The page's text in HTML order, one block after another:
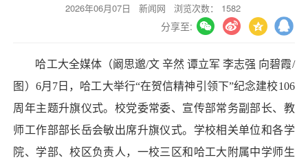
2026年06月07日 新闻网 浏览次数： 1582
分享至:
哈工大全媒体（阚思邈/文 辛然 谭立军 李志强 向碧霞/
图）6月7日，哈工大举行“在贺信精神引领下”纪念建校106
周年主题升旗仪式。校党委常委、宣传部常务副部长、教
师工作部部长岳会敏出席升旗仪式。学校相关单位和各学
院、学部、校区负责人，一校三区和哈工大附属中学师生